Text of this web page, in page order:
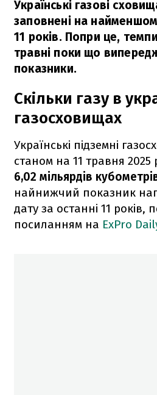
Українські газові
заповнені на
11 років. Попри це,
травні поки що
показники.
Скільки газу в
газосховищах
Українські підземні
станом на 11 травня 2025
6,02 мільярдів
найнижчий показник
дату за останні 11 років,
посиланням на ExPro